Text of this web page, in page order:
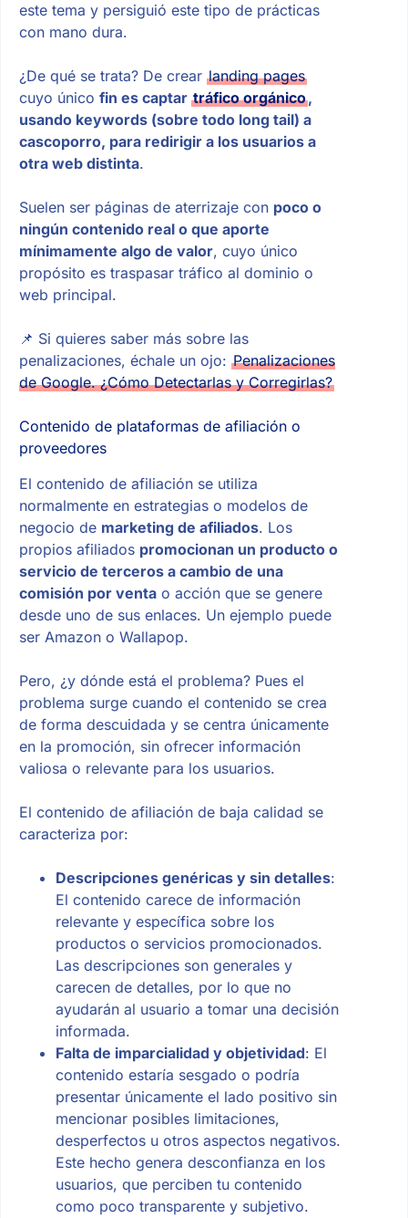
este tema y persiguió este tipo de prácticas
con mano dura.
¿De qué se trata? De crear landing pages
cuyo único fin es captar tráfico orgánico,
usando keywords (sobre todo long tail) a
cascoporro, para redirigir a los usuarios a
otra web distinta.
Suelen ser páginas de aterrizaje con poco o
ningún contenido real o que aporte
mínimamente algo de valor, cuyo único
propósito es traspasar tráfico al dominio o
web principal.
📌 Si quieres saber más sobre las
penalizaciones, échale un ojo: Penalizaciones
de Google. ¿Cómo Detectarlas y Corregirlas?
Contenido de plataformas de afiliación o
proveedores
El contenido de afiliación se utiliza
normalmente en estrategias o modelos de
negocio de marketing de afiliados. Los
propios afiliados promocionan un producto o
servicio de terceros a cambio de una
comisión por ventao acción que se genere
desde uno de sus enlaces. Un ejemplo puede
ser Amazon o Wallapop.
Pero, ¿y dónde está el problema? Pues el
problema surge cuando el contenido se crea
de forma descuidada y se centra únicamente
en la promoción, sin ofrecer información
valiosa o relevante para los usuarios.
El contenido de afiliación de baja calidad se
caracteriza por:
Descripciones genéricas y sin detalles:
El contenido carece de información
relevante y específica sobre los
productos o servicios promocionados.
Las descripciones son generales y
carecen de detalles, por lo que no
ayudarán al usuario a tomar una decisión
informada.
Falta de imparcialidad y objetividad: El
contenido estaría sesgado o podría
presentar únicamente el lado positivo sin
mencionar posibles limitaciones,
desperfectos u otros aspectos negativos.
Este hecho genera desconfianza en los
usuarios, que perciben tu contenido
como poco transparente y subjetivo.